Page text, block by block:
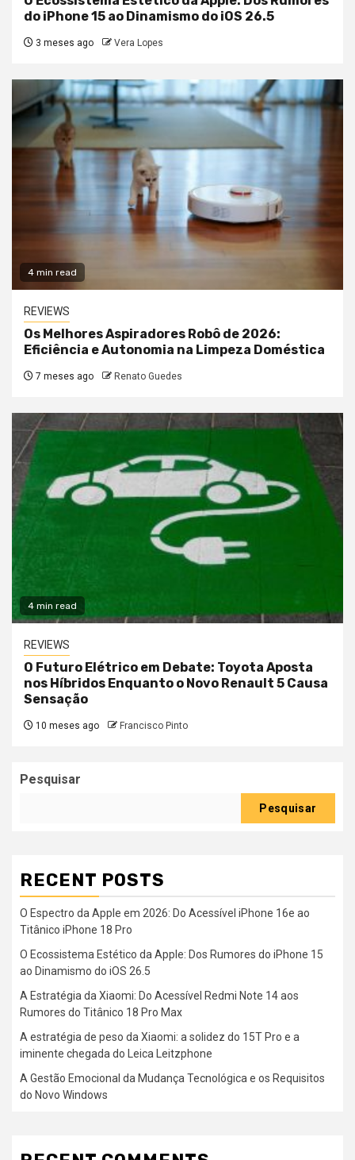
do iPhone 15 ao Dinamismo do iOS 26.5
3 meses ago Vera Lopes
4 min read
REVIEWS
Os Melhores Aspiradores Robô de 2026:
Eficiência e Autonomia na Limpeza Doméstica
7 meses ago Renato Guedes
4 min read
REVIEWS
O Futuro Elétrico em Debate: Toyota Aposta
nos Híbridos Enquanto o Novo Renault 5 Causa
Sensação
10 meses ago Francisco Pinto
Pesquisar
Pesquisar
RECENT POSTS
O Espectro da Apple em 2026: Do Acessível iPhone 16e ao
Titânico iPhone 18 Pro
O Ecossistema Estético da Apple: Dos Rumores do iPhone 15
ao Dinamismo do iOS 26.5
A Estratégia da Xiaomi: Do Acessível Redmi Note 14 aos
Rumores do Titânico 18 Pro Max
A estratégia de peso da Xiaomi: a solidez do 15T Pro e a
iminente chegada do Leica Leitzphone
A Gestão Emocional da Mudança Tecnológica e os Requisitos
do Novo Windows